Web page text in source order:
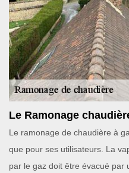
Le Ramonage
Le ramonage de chaudière à
que pour ses utilisateurs. La
par le gaz doit être évacué par